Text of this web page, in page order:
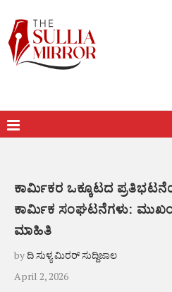
ಕಾರ್ಮಿಕರ ಒಕ್ಕೂಟದ
ಕಾರ್ಮಿಕ ಸಂಘಟನೆಗಳು:
ಮಾಹಿತಿ
byದಿ ಸುಳ್ಯ ಮಿರರ್ ಸುದ್ದಿಜಾಲ
April 2, 2026